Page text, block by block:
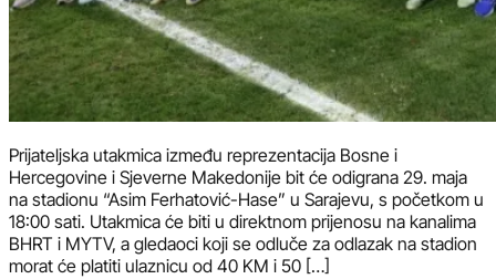
Prijateljska utakmica između reprezentacija Bosne i
Hercegovine i Sjeverne Makedonije bit će odigrana 29. maja
na stadionu “Asim Ferhatović-Hase” u Sarajevu, s početkom u
18:00 sati. Utakmica će biti u direktnom prijenosu na kanalima
BHRT i MYTV, a gledaoci koji se odluče za odlazak na stadion
morat će platiti ulaznicu od 40 KM i 50 […]